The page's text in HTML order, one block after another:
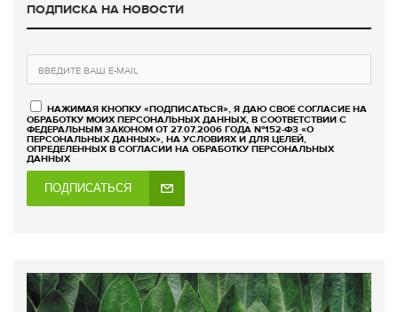
ПОДПИСКА НА НОВОСТИ
НАЖИМАЯ КНОПКУ «ПОДПИСАТЬСЯ», Я ДАЮ СВОЕ СОГЛАСИЕ НА
ОБРАБОТКУ МОИХ ПЕРСОНАЛЬНЫХ ДАННЫХ, В СООТВЕТСТВИИ С
ФЕДЕРАЛЬНЫМ ЗАКОНОМ ОТ 27.07.2006 ГОДА №152-ФЗ «О
ПЕРСОНАЛЬНЫХ ДАННЫХ», НА УСЛОВИЯХ И ДЛЯ ЦЕЛЕЙ,
ОПРЕДЕЛЕННЫХ В СОГЛАСИИ НА ОБРАБОТКУ ПЕРСОНАЛЬНЫХ
ДАННЫХ
ПОДПИСАТЬСЯ